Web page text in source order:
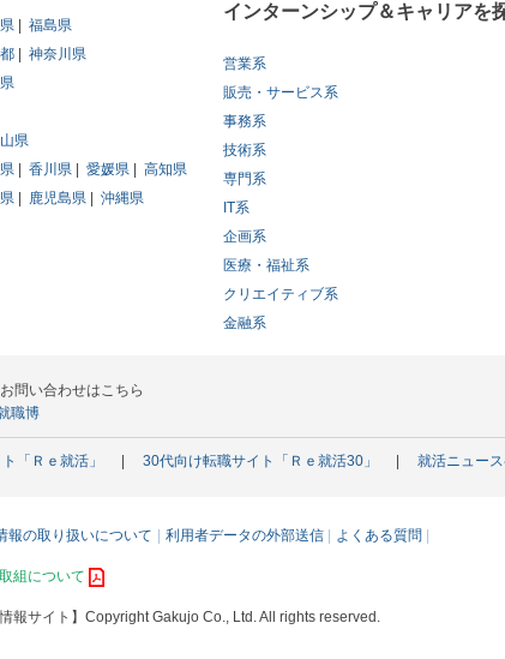
福島県
神奈川県
県
香川県 愛媛県
高知県
鹿児島県
沖縄県
インターンシップ＆キャリアを
営業系
販売・サービス系
事務系
技術系
専門系
IT系
企画系
医療・福祉系
クリエイティブ系
金融系
問い合わせはこちら
職博
「Ｒｅ就活」 30代向け転職サイト「Ｒｅ就活30」 就活ニュー
報の取り扱いについて 利用者データの外部送信 よくある質問
組について
報サイト】 Copyright Gakujo Co., Ltd. All rights reserved.